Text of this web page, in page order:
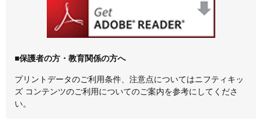
■保護者の方・教育関係の方へ
プリントデータのご利用条件、注意点についてはニフティキッ
ズ コンテンツのご利用についてのご案内を参考にしてくださ
い。